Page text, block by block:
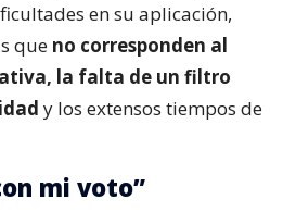
en su aplicación,
que no corresponden al
la falta de un filtro
y los extensos tiempos de
mi voto”